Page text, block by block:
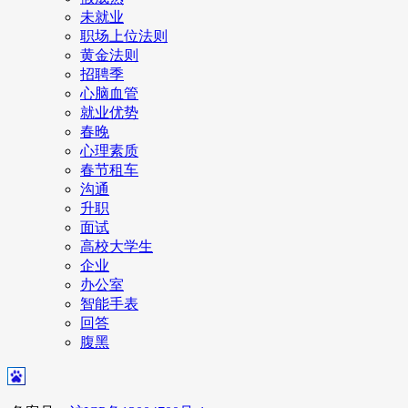
未就业
职场上位法则
黄金法则
招聘季
心脑血管
就业优势
春晚
心理素质
春节租车
沟通
升职
面试
高校大学生
企业
办公室
智能手表
回答
腹黑